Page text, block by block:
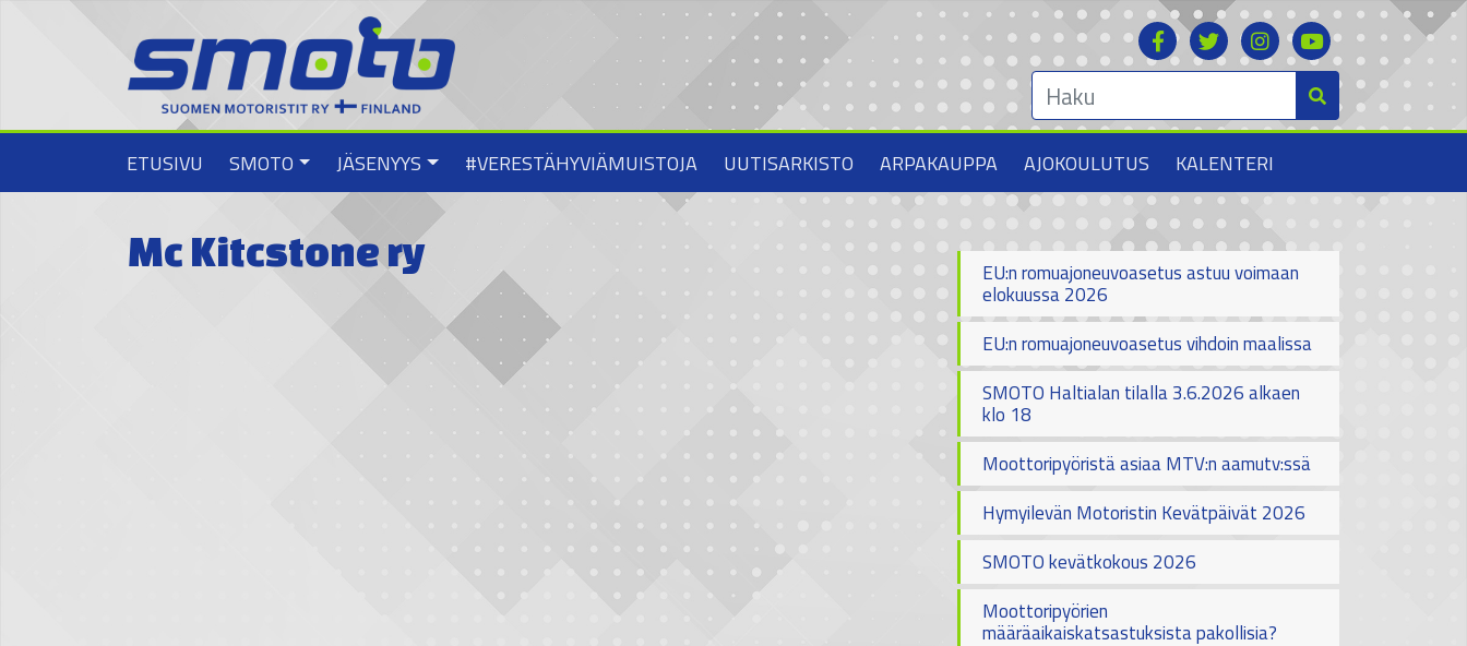
ETUSIVU SMOTO JÄSENYYS #VERESTÄHYVIÄMUISTOJA UUTISARKISTO ARPAKAUPPA AJOKOULUTUS KALENTERI
Mc Kitcstone ry EU:n romuajoneuvoasetus astuu voimaan
elokuussa 2026
EU:n romuajoneuvoasetus vihdoin maalissa
SMOTO Haltialan tilalla 3.6.2026 alkaen
klo 18
Moottoripyöristä asiaa MTV:n aamutv:ssä
Hymyilevän Motoristin Kevätpäivät 2026
SMOTO kevätkokous 2026
Moottoripyörien
määräaikaiskatsastuksista pakollisia?